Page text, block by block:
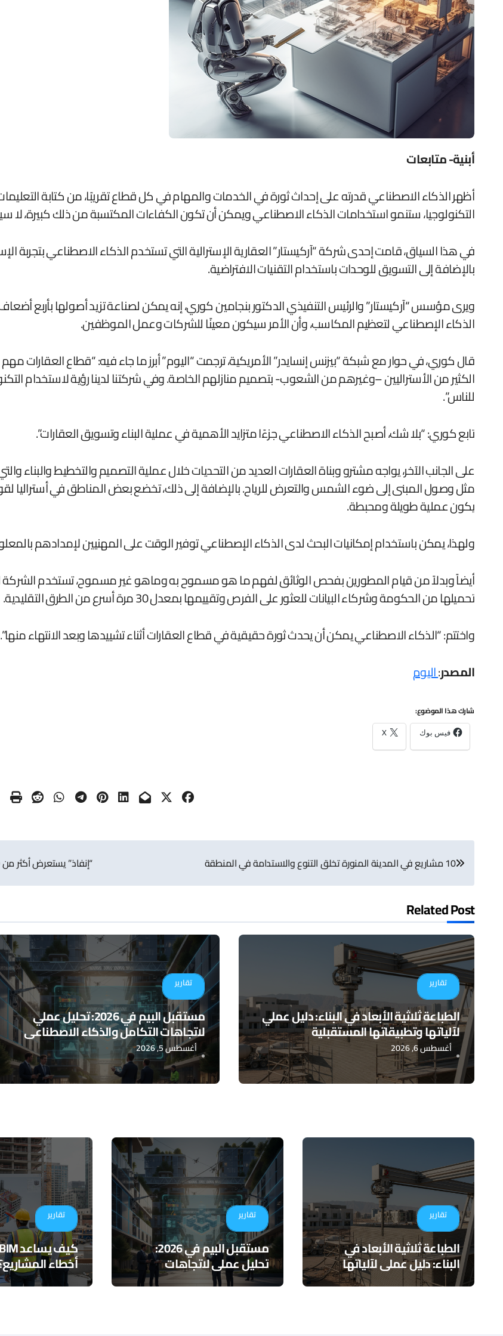
أبنية- متابعات
أظهر الذكاء الاصطناعي قدرته على إحداث ثورة في الخدمات والمهام في كل قطاع تقريبًا، من كتابة
التكنولوجيا، ستنمو استخدامات الذكاء الاصطناعي ويمكن أن تكون الكفاءات المكتسبة من ذلك كبيرة،
في هذا السياق، قامت إحدى شركة “آركيستار” العقارية الإسترالية التي تستخدم الذكاء الاصطناعي بتجربة
بالإضافة إلى التسويق للوحدات باستخدام التقنيات الافتراضية.
ويرى مؤسس “آركيستار” والرئيس التنفيذي الدكتور بنجامين كوري، إنه يمكن لصناعة تزيد أصولها بأربع
الذكاء الإصطناعي لتعظيم المكاسب، وأن الأمر سيكون معينًا للشركات وعمل الموظفين.
قال كوري، في حوار مع شبكة “بيزنس إنسايدر” الأمريكية، ترجمت “اليوم” أبرز ما جاء فيه: “قطاع العقارات مهم
الكثير من الأستراليين –وغيرهم من الشعوب- بتصميم منازلهم الخاصة. وفي شركتنا لدينا رؤية لاستخدام
للناس”.
تابع كوري: “بلا شك، أصبح الذكاء الاصطناعي جزءًا متزايد الأهمية في عملية البناء وتسويق العقارات”.
على الجانب الآخر، يواجه مشترو وبناة العقارات العديد من التحديات خلال عملية التصميم والتخطيط
مثل وصول المبنى إلى ضوء الشمس والتعرض للرياح. بالإضافة إلى ذلك، تخضع بعض المناطق في أستراليا
يكون عملية طويلة ومحبطة.
ولهذا، يمكن باستخدام إمكانيات البحث لدى الذكاء الإصطناعي توفير الوقت على المهنيين لإمدادهم
تحميلها من الحكومة وشركاء البيانات للعثور على الفرص وتقييمها بمعدل 30 مرة أسرع من الطرق التقليدية.
واختتم: “الذكاء الاصطناعي يمكن أن يحدث ثورة حقيقية في قطاع العقارات أثناء تشييدها وبعد الانتهاء منها”.
المصدر:اليوم
شارك هذا الموضوع:
فيس بوك X
تصفّح
المقالات
10 مشاريع في المدينة المنورة تخلق التنوع والاستدامة في المنطقة “إنفاذ” يستعرض أكثر من 160 عقارًا للبيع خلال 3 أيام في 7 مناطق مختلفة
Related Post
تقارير
الطباعة ثلاثية الأبعاد في البناء: دليل عملي
لآلياتها وتطبيقاتها المستقبلية
أغسطس 6, 2026
تقارير
مستقبل البيم في 2026: تحليل عملي
لاتجاهات التكامل والذكاء الاصطناعي
أغسطس 5, 2026
تقارير
الطباعة ثلاثية الأبعاد في
البناء: دليل عملي لآلياتها
وتطبيقاتها المستقبلية
تقارير
مستقبل البيم في 2026:
تحليل عملي لاتجاهات
التكامل والذكاء الاصطناعي
تقارير
أخطاء
لأدوات